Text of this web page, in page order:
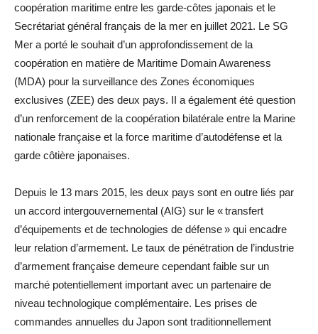
coopération maritime entre les garde-côtes japonais et le
Secrétariat général français de la mer en juillet 2021. Le SG
Mer a porté le souhait d’un approfondissement de la
coopération en matière de Maritime Domain Awareness
(MDA) pour la surveillance des Zones économiques
exclusives (ZEE) des deux pays. II a également été question
d’un renforcement de la coopération bilatérale entre la Marine
nationale française et la force maritime d’autodéfense et la
garde côtière japonaises.
Depuis le 13 mars 2015, les deux pays sont en outre liés par
un accord intergouvernemental (AIG) sur le « transfert
d’équipements et de technologies de défense » qui encadre
leur relation d’armement. Le taux de pénétration de l’industrie
d’armement française demeure cependant faible sur un
marché potentiellement important avec un partenaire de
niveau technologique complémentaire. Les prises de
commandes annuelles du Japon sont traditionnellement